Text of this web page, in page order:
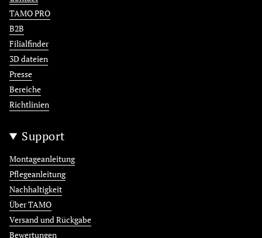
TAMO PRO
B2B
Filialfinder
3D dateien
Presse
Bereiche
Richtlinien
Support
Montageanleitung
Pflegeanleitung
Nachhaltigkeit
Über TAMO
Versand und Rückgabe
Bewertungen